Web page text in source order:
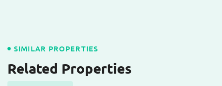
SIMILAR PROPERTIES
Related Properties